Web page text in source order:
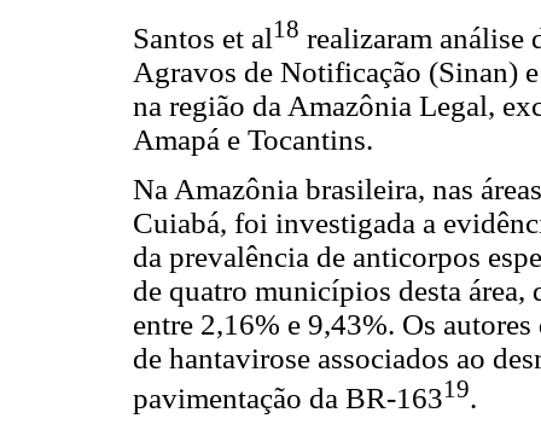
Santos et al18 realizaram análise
Agravos de Notificação (Sinan)
na região da Amazônia Legal,
Amapá e Tocantins.
Na Amazônia brasileira, nas
Cuiabá, foi investigada a
da prevalência de anticorpos
de quatro municípios desta
entre 2,16% e 9,43%. Os
de hantavirose associados ao
pavimentação da BR-16319.